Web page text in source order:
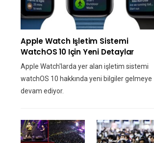
Apple Watch Işletim Sistemi
WatchOS 10 Için Yeni Detaylar
Apple Watch'larda yer alan işletim sistemi
watchOS 10 hakkında yeni bilgiler gelmeye
devam ediyor.